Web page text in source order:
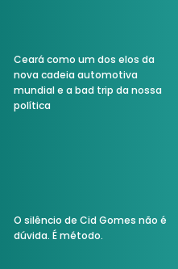
Ceará como um dos elos da
nova cadeia automotiva
mundial e a bad trip da nossa
política
O silêncio de Cid Gomes não é
dúvida. É método.